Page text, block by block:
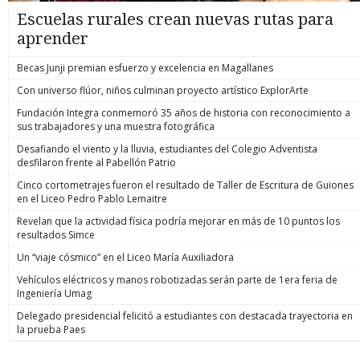
Escuelas rurales crean nuevas rutas para
aprender
Becas Junji premian esfuerzo y excelencia en Magallanes
Con universo flúor, niños culminan proyecto artístico ExplorArte
Fundación Integra conmemoró 35 años de historia con reconocimiento a
sus trabajadores y una muestra fotográfica
Desafiando el viento y la lluvia, estudiantes del Colegio Adventista
desfilaron frente al Pabellón Patrio
Cinco cortometrajes fueron el resultado de Taller de Escritura de Guiones
en el Liceo Pedro Pablo Lemaitre
Revelan que la actividad física podría mejorar en más de 10 puntos los
resultados Simce
Un “viaje cósmico” en el Liceo María Auxiliadora
Vehículos eléctricos y manos robotizadas serán parte de 1era feria de
Ingeniería Umag
Delegado presidencial felicitó a estudiantes con destacada trayectoria en
la prueba Paes